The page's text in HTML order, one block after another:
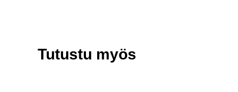
Tutustu myös